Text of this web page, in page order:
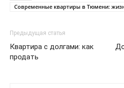
Современные квартиры в Тюмени:
Предыдущая статья
Квартира с долгами: как
продать